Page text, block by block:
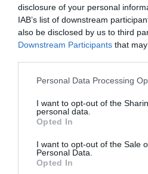
disclosure of your personal
IAB’s list of downstream
also be disclosed by us to third
Downstream Participants that
Please note that this website/app
not limited to your visit or usage
grant or deny consent to Google
use your data for below specified
consent section.
Personal Data Processing
I want to opt-out of the
personal data.
Opted In
I want to opt-out of the Sale
Personal Data.
Opted In
06.08.2026 | 21:02
Τελεσίγραφο του Ιράν
«Σταματήστε τον Τραμπ
χτυπήσουμε σκληρά»